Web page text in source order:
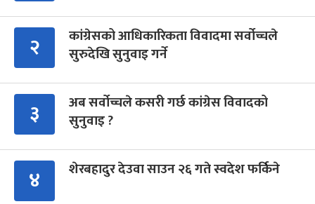
२
कांग्रेसको आधिकारिकता विवादमा सर्वोच्चले
सुरुदेखि सुनुवाइ गर्ने
३
अब सर्वोच्चले कसरी गर्छ कांग्रेस विवादको
सुनुवाइ ?
४ शेरबहादुर देउवा साउन २६ गते स्वदेश फर्किने